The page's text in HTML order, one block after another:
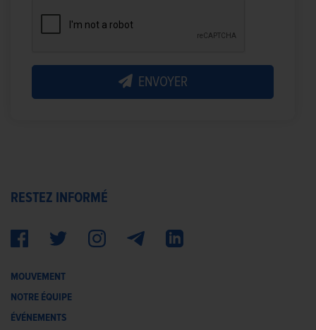
ENVOYER
RESTEZ INFORMÉ
MOUVEMENT
NOTRE ÉQUIPE
ÉVÉNEMENTS